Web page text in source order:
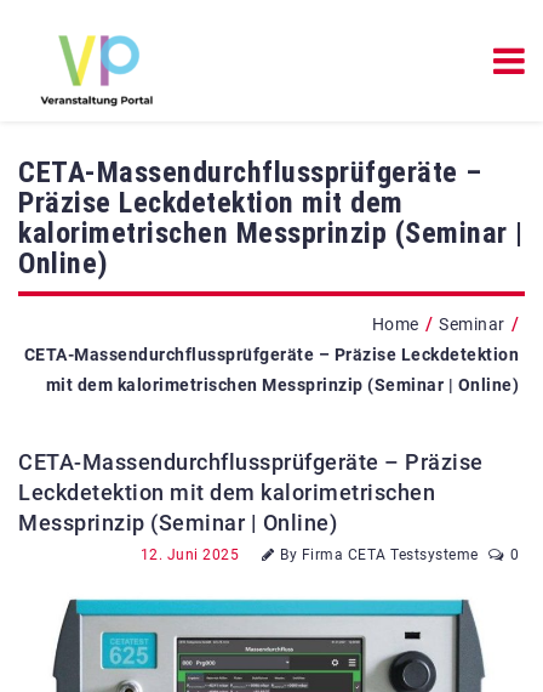
CETA-Massendurchflussprüfgeräte –
Präzise Leckdetektion mit dem
kalorimetrischen Messprinzip (Seminar |
Online)
Home / Seminar /
CETA-Massendurchflussprüfgeräte – Präzise Leckdetektion
mit dem kalorimetrischen Messprinzip (Seminar | Online)
CETA-Massendurchflussprüfgeräte – Präzise
Leckdetektion mit dem kalorimetrischen
Messprinzip (Seminar | Online)
12. Juni 2025 By Firma CETA Testsysteme 0